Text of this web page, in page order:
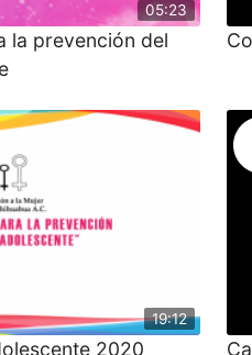
05:23
la prevención del
19:12
2020